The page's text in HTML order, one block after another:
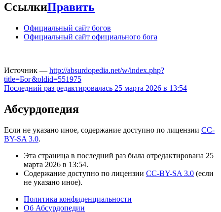
СсылкиПравить
Официальный сайт богов
Официальный сайт официального бога
Источник — http://absurdopedia.net/w/index.php?
title=Бог&oldid=551975
Последний раз редактировалась 25 марта 2026 в 13:54
Абсурдопедия
Если не указано иное, содержание доступно по лицензии CC-
BY-SA 3.0.
Эта страница в последний раз была отредактирована 25
марта 2026 в 13:54.
Содержание доступно по лицензии CC-BY-SA 3.0 (если
не указано иное).
Политика конфиденциальности
Об Абсурдопедии